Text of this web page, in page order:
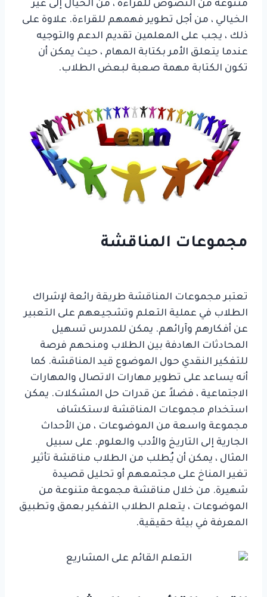
متنوعة من النصوص للقراءة ، من الخيال إلى غير
الخيالي ، من أجل تطوير فهمهم للقراءة. علاوة على
ذلك ، يجب على المعلمين تقديم الدعم والتوجيه
عندما يتعلق الأمر بكتابة المهام ، حيث يمكن أن
تكون الكتابة مهمة صعبة لبعض الطلاب.
مجموعات المناقشة
تعتبر مجموعات المناقشة طريقة رائعة لإشراك
الطلاب في عملية التعلم وتشجيعهم على التعبير
عن أفكارهم وآرائهم. يمكن للمدرس تسهيل
المحادثات الهادفة بين الطلاب ومنحهم فرصة
للتفكير النقدي حول الموضوع قيد المناقشة. كما
أنه يساعد على تطوير مهارات الاتصال والمهارات
الاجتماعية ، فضلاً عن قدرات حل المشكلات. يمكن
استخدام مجموعات المناقشة لاستكشاف
مجموعة واسعة من الموضوعات ، من الأحداث
الجارية إلى التاريخ والأدب والعلوم. على سبيل
المثال ، يمكن أن يُطلب من الطلاب مناقشة تأثير
تغير المناخ على مجتمعهم أو تحليل قصيدة
شهيرة. من خلال مناقشة مجموعة متنوعة من
الموضوعات ، يتعلم الطلاب التفكير بعمق وتطبيق
المعرفة في بيئة حقيقية.